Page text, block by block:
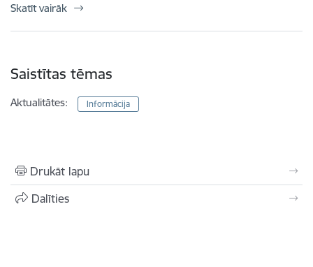
Skatīt vairāk
Saistītas tēmas
Aktualitātes: Informācija
Drukāt lapu
Dalīties